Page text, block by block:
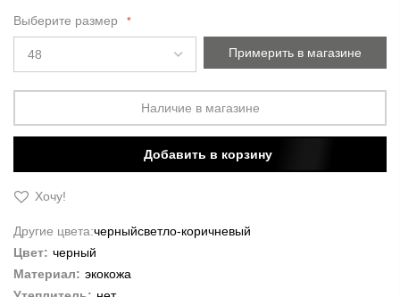
gallery
Выберите размер
Примерить в магазине
Наличие в магазине
Добавить в корзину
Хочу!
Другие цвета:черныйсветло-коричневый
Цвет: черный
Материал: экокожа